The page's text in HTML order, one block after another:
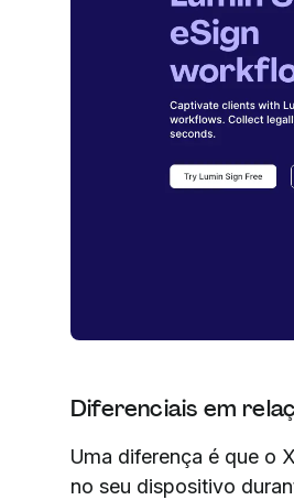
Diferenciais em
Uma diferença é que o
no seu dispositivo